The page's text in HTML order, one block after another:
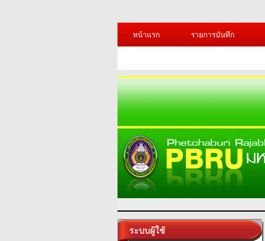
หน้าแรก
รายการบันทึก
ระบบผู้ใช้